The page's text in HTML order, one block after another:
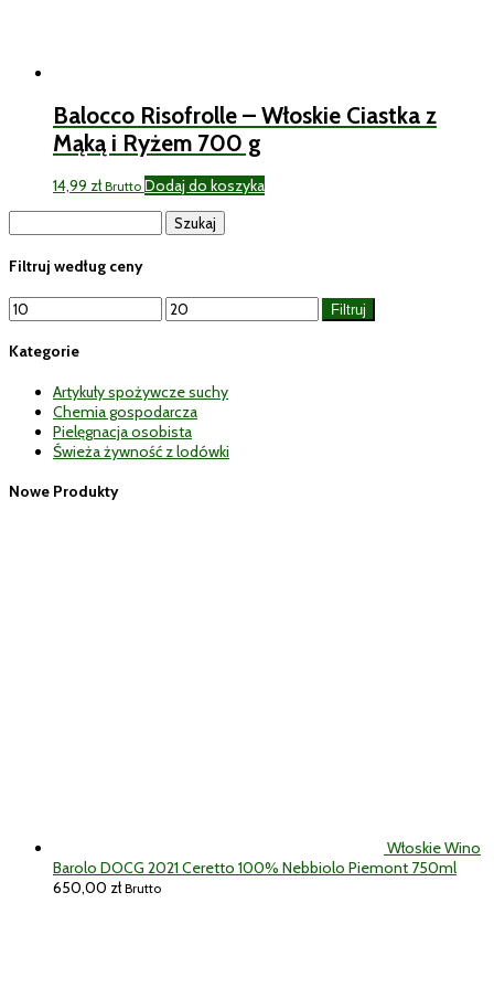
Balocco Risofrolle – Włoskie Ciastka z
Mąką i Ryżem 700 g
14,99 zł Brutto Dodaj do koszyka
Filtruj według ceny
Cena
min
Cena
max
Filtruj
Kategorie
Artykuły spożywcze suchy
Chemia gospodarcza
Pielęgnacja osobista
Świeża żywność z lodówki
Nowe Produkty
Włoskie Wino
Barolo DOCG 2021 Ceretto 100% Nebbiolo Piemont 750ml
650,00 zł Brutto